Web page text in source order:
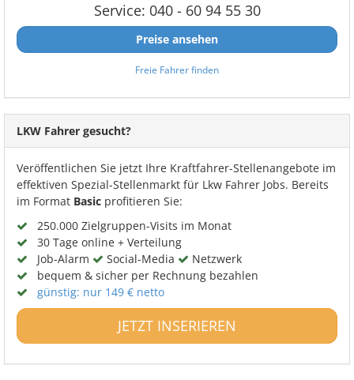
Service: 040 - 60 94 55 30
Preise ansehen
Freie Fahrer finden
LKW Fahrer gesucht?
Veröffentlichen Sie jetzt Ihre Kraftfahrer-Stellenangebote im
effektiven Spezial-Stellenmarkt für Lkw Fahrer Jobs. Bereits
im Format Basic profitieren Sie:
250.000 Zielgruppen-Visits im Monat
30 Tage online + Verteilung
Job-Alarm
Social-Media
Netzwerk
bequem & sicher per Rechnung bezahlen
günstig: nur 149 € netto
JETZT INSERIEREN